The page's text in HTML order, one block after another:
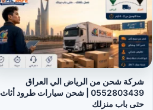
شركة شحن من الرياض الي العراق
0552803439 | شحن سيارات طرود أثاث
حتى باب منزلك